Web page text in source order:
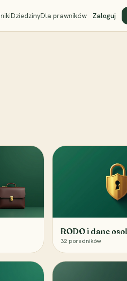
DziedzinyDla prawników Zaloguj
RODO i dane
32 poradników